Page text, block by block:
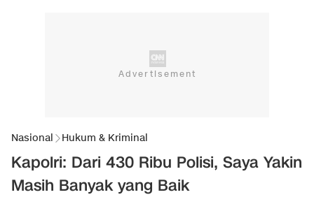
Nasional Hukum & Kriminal
Kapolri: Dari 430 Ribu Polisi, Saya Yakin
Masih Banyak yang Baik